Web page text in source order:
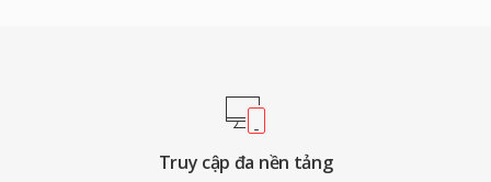
Truy cập đa nền tảng